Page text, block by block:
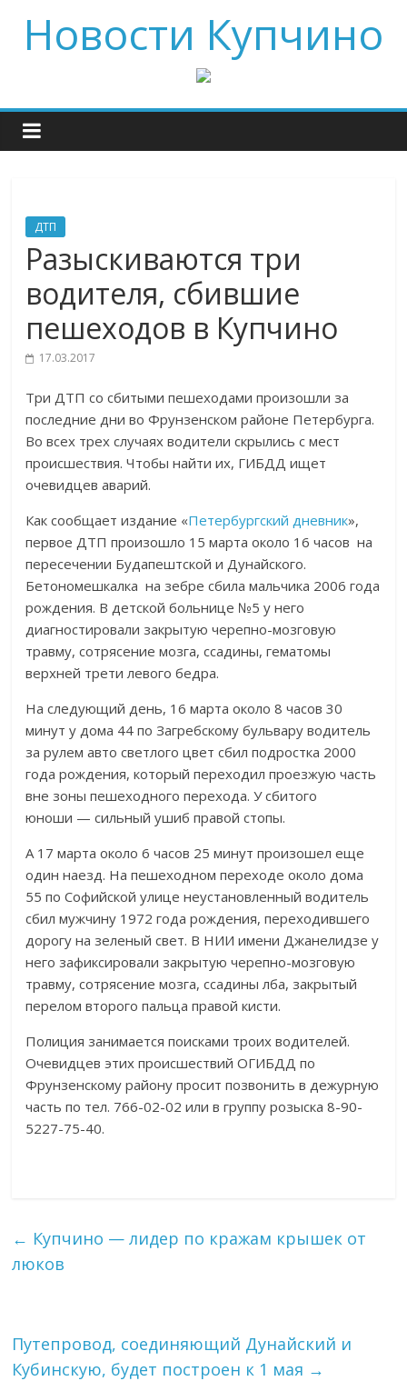
Новости Купчино
ДТП
Разыскиваются три
водителя, сбившие
пешеходов в Купчино
17.03.2017
Три ДТП со сбитыми пешеходами произошли за
последние дни во Фрунзенском районе Петербурга.
Во всех трех случаях водители скрылись с мест
происшествия. Чтобы найти их, ГИБДД ищет
очевидцев аварий.
Как сообщает издание «Петербургский дневник»,
первое ДТП произошло 15 марта около 16 часов на
пересечении Будапештской и Дунайского.
Бетономешкалка на зебре сбила мальчика 2006 года
рождения. В детской больнице №5 у него
диагностировали закрытую черепно-мозговую
травму, сотрясение мозга, ссадины, гематомы
верхней трети левого бедра.
На следующий день, 16 марта около 8 часов 30
минут у дома 44 по Загребскому бульвару водитель
за рулем авто светлого цвет сбил подростка 2000
года рождения, который переходил проезжую часть
вне зоны пешеходного перехода. У сбитого
юноши — сильный ушиб правой стопы.
А 17 марта около 6 часов 25 минут произошел еще
один наезд. На пешеходном переходе около дома
55 по Софийской улице неустановленный водитель
сбил мужчину 1972 года рождения, переходившего
дорогу на зеленый свет. В НИИ имени Джанелидзе у
него зафиксировали закрытую черепно-мозговую
травму, сотрясение мозга, ссадины лба, закрытый
перелом второго пальца правой кисти.
Полиция занимается поисками троих водителей.
Очевидцев этих происшествий ОГИБДД по
Фрунзенскому району просит позвонить в дежурную
часть по тел. 766-02-02 или в группу розыска 8-90-
5227-75-40.
← Купчино — лидер по кражам крышек от
люков
Путепровод, соединяющий Дунайский и
Кубинскую, будет построен к 1 мая →